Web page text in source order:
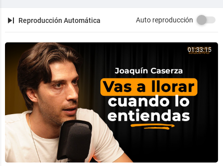
ERRORES Y OMISIONES EXCLUIDOS
Reproducción Automática Auto reproducción
01:33:15